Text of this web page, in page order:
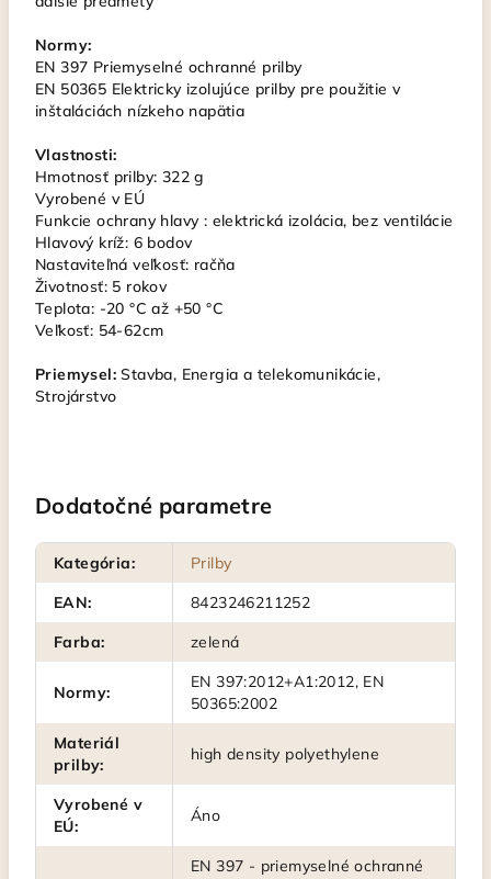
Normy:
EN 397 Priemyselné ochranné prilby
EN 50365 Elektricky izolujúce prilby pre použitie v
inštaláciách nízkeho napätia
Vlastnosti:
Hmotnosť prilby: 322 g
Vyrobené v EÚ
Funkcie ochrany hlavy : elektrická izolácia, bez ventilácie
Hlavový kríž: 6 bodov
Nastaviteľná veľkosť: račňa
Životnosť: 5 rokov
Teplota: -20 °C až +50 °C
Veľkosť: 54-62cm
Priemysel:Stavba, Energia a telekomunikácie,
Strojárstvo
Dodatočné parametre
Kategória:
Prilby
EAN:
8423246211252
Farba: zelená
Normy:
EN 397:2012+A1:2012, EN
50365:2002
Materiál
prilby:
high density polyethylene
Vyrobené v
EÚ:
Áno
EN 397 - priemyselné ochranné